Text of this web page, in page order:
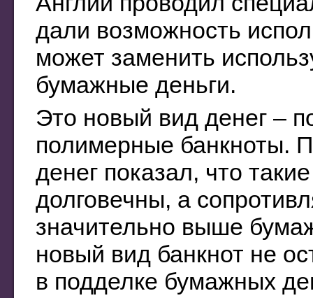
дали возможность
может заменить
бумажные деньги.
Это новый вид денег –
полимерные банкноты.
денег показал, что
долговечны, а
значительно выше
новый вид банкнот не
в подделке бумажных